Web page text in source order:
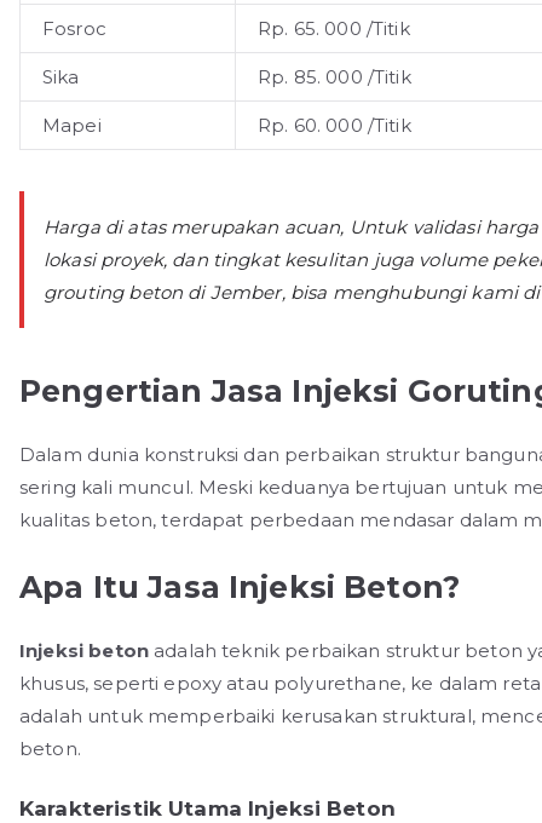
Fosroc Rp. 65. 000 /Titik
Sika Rp. 85. 000 /Titik
Mapei Rp. 60. 000 /Titik
Harga di atas merupakan acuan, Untuk validasi
lokasi proyek, dan tingkat kesulitan juga volume
grouting beton di Jember, bisa menghubungi kami
Pengertian Jasa Injeksi
Dalam dunia konstruksi dan perbaikan struktur
sering kali muncul. Meski keduanya bertujuan untuk
kualitas beton, terdapat perbedaan mendasar dalam
Apa Itu Jasa Injeksi Beton?
Injeksi betonadalah teknik perbaikan struktur beton
khusus, seperti epoxy atau polyurethane, ke dalam
adalah untuk memperbaiki kerusakan struktural,
beton.
Karakteristik Utama Injeksi Beton